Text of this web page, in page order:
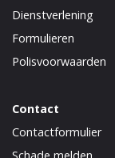
Dienstverlening
Formulieren
Polisvoorwaarden
Contact
Contactformulier
Schade melden